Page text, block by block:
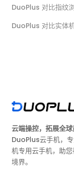
DuoPlus 对比指纹
DuoPlus 对比实体
云端操控，拓展全
DuoPlus云手机，
机专用云手机，助
境界。